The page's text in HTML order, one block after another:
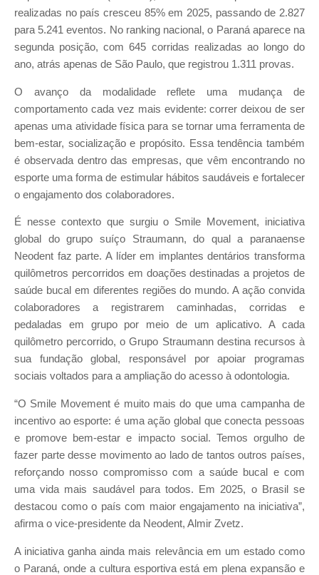
realizadas no país cresceu 85% em 2025, passando de 2.827
para 5.241 eventos. No ranking nacional, o Paraná aparece na
segunda posição, com 645 corridas realizadas ao longo do
ano, atrás apenas de São Paulo, que registrou 1.311 provas.
O avanço da modalidade reflete uma mudança de
comportamento cada vez mais evidente: correr deixou de ser
apenas uma atividade física para se tornar uma ferramenta de
bem-estar, socialização e propósito. Essa tendência também
é observada dentro das empresas, que vêm encontrando no
esporte uma forma de estimular hábitos saudáveis e fortalecer
o engajamento dos colaboradores.
É nesse contexto que surgiu o Smile Movement, iniciativa
global do grupo suíço Straumann, do qual a paranaense
Neodent faz parte. A líder em implantes dentários transforma
quilômetros percorridos em doações destinadas a projetos de
saúde bucal em diferentes regiões do mundo. A ação convida
colaboradores a registrarem caminhadas, corridas e
pedaladas em grupo por meio de um aplicativo. A cada
quilômetro percorrido, o Grupo Straumann destina recursos à
sua fundação global, responsável por apoiar programas
sociais voltados para a ampliação do acesso à odontologia.
“O Smile Movement é muito mais do que uma campanha de
incentivo ao esporte: é uma ação global que conecta pessoas
e promove bem-estar e impacto social. Temos orgulho de
fazer parte desse movimento ao lado de tantos outros países,
reforçando nosso compromisso com a saúde bucal e com
uma vida mais saudável para todos. Em 2025, o Brasil se
destacou como o país com maior engajamento na iniciativa”,
afirma o vice-presidente da Neodent, Almir Zvetz.
A iniciativa ganha ainda mais relevância em um estado como
o Paraná, onde a cultura esportiva está em plena expansão e